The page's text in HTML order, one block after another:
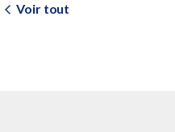
Voir tout